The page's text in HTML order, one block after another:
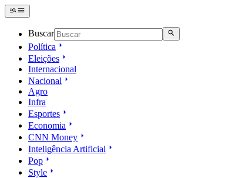
Buscar
Política
Eleições
Internacional
Nacional
Agro
Infra
Esportes
Economia
CNN Money
Inteligência Artificial
Pop
Style